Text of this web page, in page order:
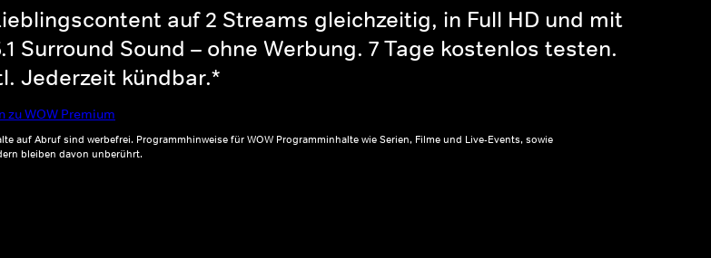
auf 2 Streams gleichzeitig, in Full HD und mit
Surround Sound – ohne Werbung. 7 Tage kostenlos testen.
Jederzeit kündbar.*
zu WOW Premium
auf Abruf sind werbefrei. Programmhinweise für WOW Programminhalte wie Serien, Filme und Live-Events, sowie
bleiben davon unberührt.